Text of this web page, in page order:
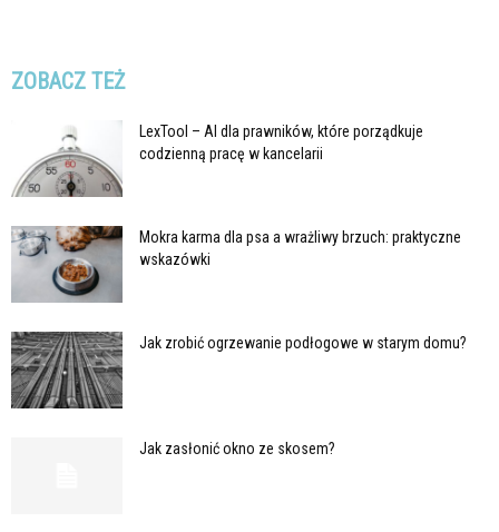
ZOBACZ TEŻ
LexTool – AI dla prawników, które porządkuje
codzienną pracę w kancelarii
Mokra karma dla psa a wrażliwy brzuch: praktyczne
wskazówki
Jak zrobić ogrzewanie podłogowe w starym domu?
Jak zasłonić okno ze skosem?